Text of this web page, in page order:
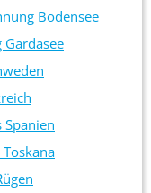
Bodensee
Spanien